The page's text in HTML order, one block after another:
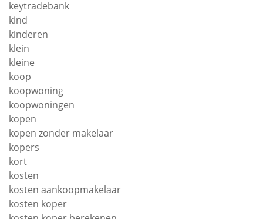
keytradebank
kind
kinderen
klein
kleine
koop
koopwoning
koopwoningen
kopen
kopen zonder makelaar
kopers
kort
kosten
kosten aankoopmakelaar
kosten koper